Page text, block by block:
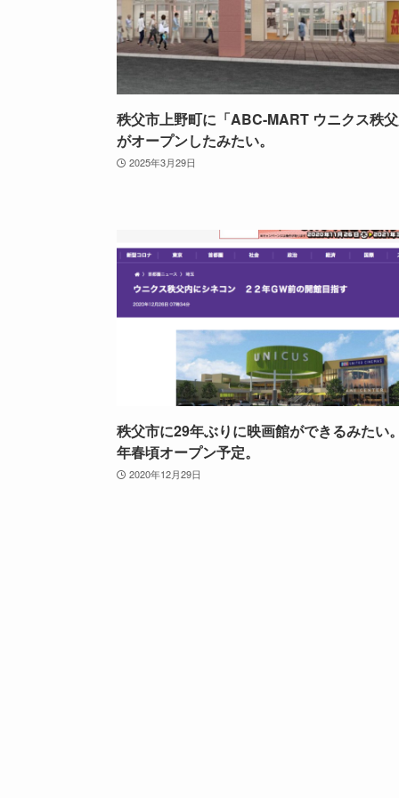
秩父市上野町に「ABC-MART ウニクス秩
がオープンしたみたい。
2025年3月29日
秩父市に29年ぶりに映画館ができるみたい
年春頃オープン予定。
2020年12月29日